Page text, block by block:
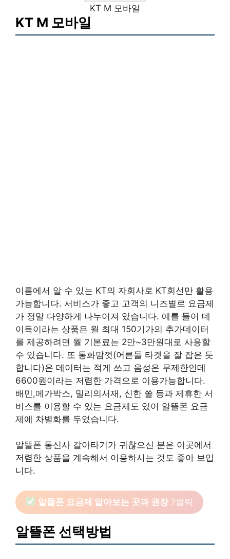
KT M 모바일
KT M 모바일
이름에서 알 수 있는 KT의 자회사로 KT회선만 활용
가능합니다. 서비스가 좋고 고객의 니즈별로 요금제
가 정말 다양하게 나누어져 있습니다. 예를 들어 데
이득이라는 상품은 월 최대 150기가의 추가데이터
를 제공하려면 월 기본료는 2만~3만원대로 사용할
수 있습니다. 또 통화맘껏(어른들 타겟을 잘 잡은 듯
합니다)은 데이터는 적게 쓰고 음성은 무제한인데
6600원이라는 저렴한 가격으로 이용가능합니다.
배민,메가박스, 밀리의서재, 신한 쏠 등과 제휴한 서
비스를 이용할 수 있는 요금제도 있어 알뜰폰 요금
제에 차별화를 두었습니다.
알뜰폰 통신사 갈아타기가 귀찮으신 분은 이곳에서
저렴한 상품을 계속해서 이용하시는 것도 좋아 보입
니다.
알뜰폰 요금제 알아보는 곳과 권장 ?클릭
알뜰폰 선택방법